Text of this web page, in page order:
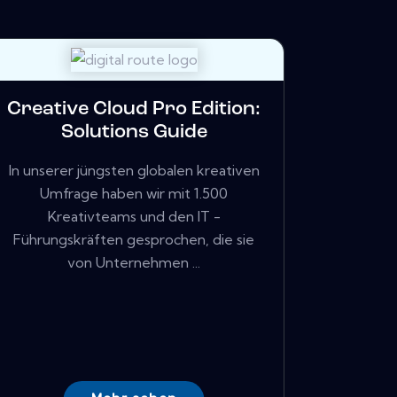
Creative Cloud Pro Edition:
Solutions Guide
In unserer jüngsten globalen kreativen
Umfrage haben wir mit 1.500
Kreativteams und den IT -
Führungskräften gesprochen, die sie
von Unternehmen ...